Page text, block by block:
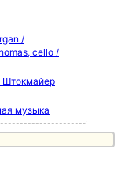
/
cello /
Штокмайер
музыка